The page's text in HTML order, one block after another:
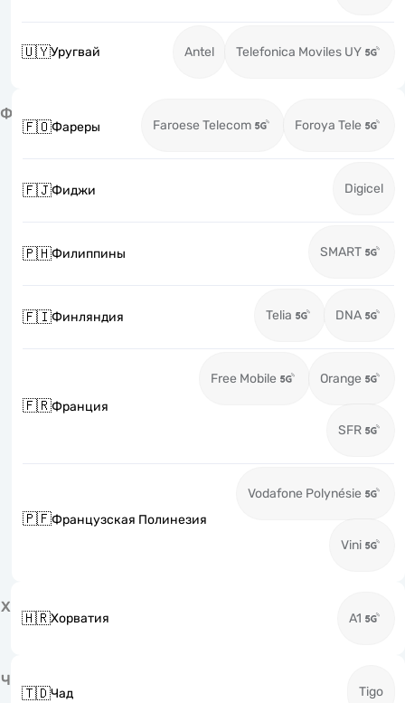
🇺🇾Уругвай Antel Telefonica Moviles UY
Ф
🇫🇴Фареры Faroese Telecom Foroya Tele
🇫🇯Фиджи Digicel
🇵🇭Филиппины SMART
🇫🇮Финляндия Telia DNA
🇫🇷Франция
Free Mobile Orange
SFR
🇵🇫Французская Полинезия
Vodafone Polynésie
Vini
Х
🇭🇷Хорватия A1
Ч
🇹🇩Чад Tigo